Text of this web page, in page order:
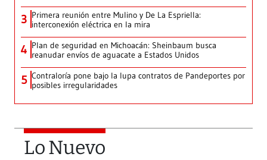
3 Primera reunión entre Mulino y De La Espriella:
interconexión eléctrica en la mira
4 Plan de seguridad en Michoacán: Sheinbaum busca
reanudar envíos de aguacate a Estados Unidos
5 Contraloría pone bajo la lupa contratos de Pandeportes por
posibles irregularidades
Lo Nuevo